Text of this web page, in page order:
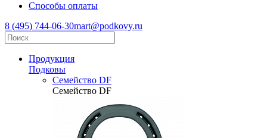
Способы оплаты
8 (495) 744-06-30mart@podkovy.ru
Продукция
Подковы
Семейство DF
Семейство DF